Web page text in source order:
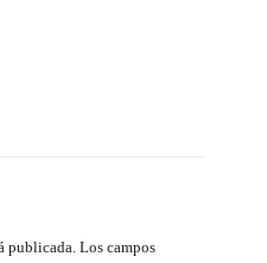
publicada. Los campos